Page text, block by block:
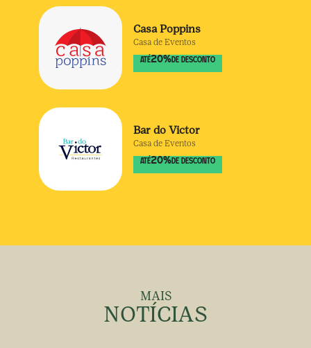
Casa Poppins
Casa de Eventos
ATÉ20% DE DESCONTO
Bar do Victor
Casa de Eventos
ATÉ20% DE DESCONTO
MAIS
NOTÍCIAS